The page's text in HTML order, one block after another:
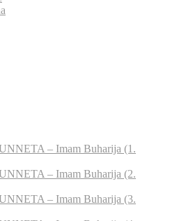
– Imam Buharija (1.
– Imam Buharija (2.
– Imam Buharija (3.